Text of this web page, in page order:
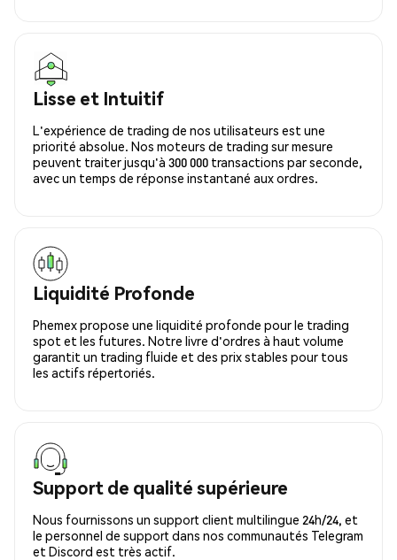
Lisse et Intuitif
L'expérience de trading de nos utilisateurs est une
priorité absolue. Nos moteurs de trading sur mesure
peuvent traiter jusqu'à 300 000 transactions par seconde,
avec un temps de réponse instantané aux ordres.
Liquidité Profonde
Phemex propose une liquidité profonde pour le trading
spot et les futures. Notre livre d'ordres à haut volume
garantit un trading fluide et des prix stables pour tous
les actifs répertoriés.
Support de qualité supérieure
Nous fournissons un support client multilingue 24h/24, et
le personnel de support dans nos communautés Telegram
et Discord est très actif.